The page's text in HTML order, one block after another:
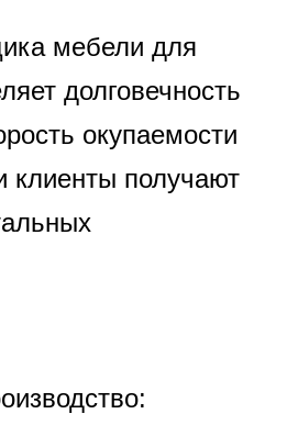
мебели для
долговечность
окупаемости
клиенты получают